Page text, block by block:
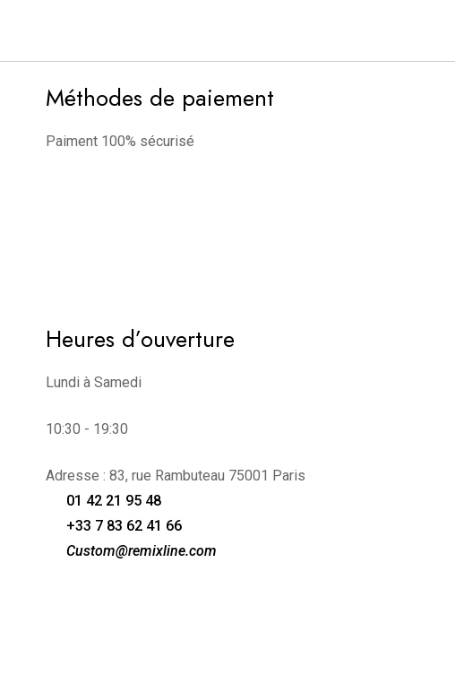
Méthodes de paiement
Paiment 100% sécurisé
Heures d’ouverture
Lundi à Samedi
10:30 - 19:30
Adresse : 83, rue Rambuteau 75001 Paris
01 42 21 95 48
+33 7 83 62 41 66
Custom@remixline.com